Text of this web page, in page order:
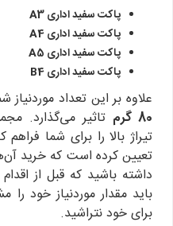
پاکت سفید اداری A3
پاکت سفید اداری A4
پاکت سفید اداری A5
پاکت سفید اداری B4
علاوه بر این تعداد موردنیاز
80 گرم
تاثیر می‌گذارد.
تیراژ بالا را برای شما
تعیین کرده است که خرید
باید مقدار موردنیاز خود
برای خود نتراشید.